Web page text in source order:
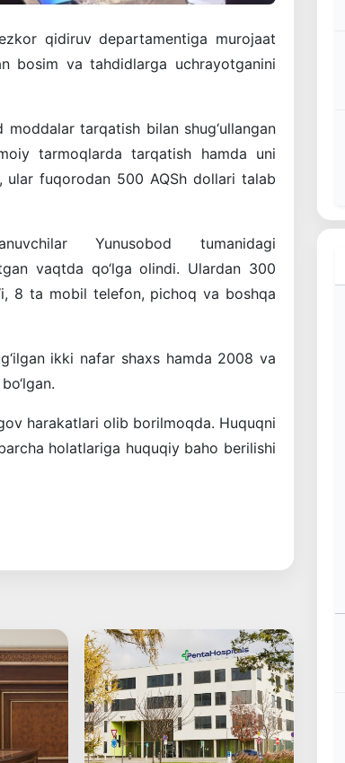
qidiruv departamentiga murojaat
bosim va tahdidlarga uchrayotganini
tarqatish bilan shug‘ullangan
tarmoqlarda tarqatish hamda uni
ular fuqorodan 500 AQSh dollari talab
Yunusobod tumanidagi
vaqtda qo‘lga olindi. Ulardan 300
8 ta mobil telefon, pichoq va boshqa
ikki nafar shaxs hamda 2008 va
harakatlari olib borilmoqda. Huquqni
holatlariga huquqiy baho berilishi